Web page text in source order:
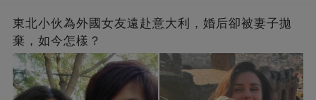
東北小伙為外國女友遠赴意大利，婚后卻被妻子拋
棄，如今怎樣？